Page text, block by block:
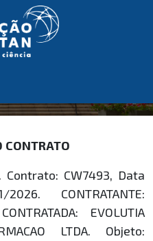
CONTRATO
Contrato: CW7493, Data
CONTRATANTE:
EVOLUTIA
LTDA. Objeto: